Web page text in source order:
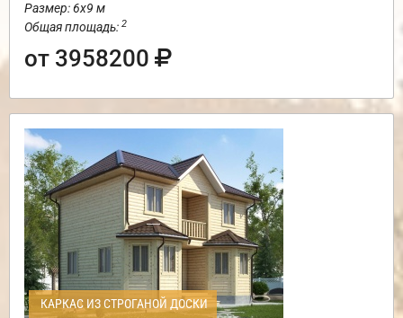
Размер: 6х9 м
Общая площадь: 2
от 3958200
КАРКАС ИЗ СТРОГАНОЙ ДОСКИ